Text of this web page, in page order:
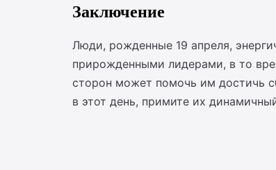
Заключение
Люди, рожденные 19 апреля,
прирожденными лидерами, в то
сторон может помочь им достичь
в этот день, примите их